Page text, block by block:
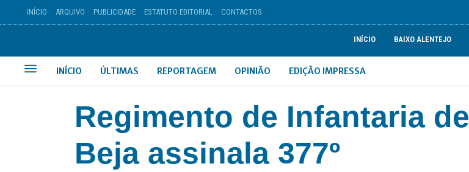
INÍCIO ARQUIVO PUBLICIDADE ESTATUTO EDITORIAL CONTACTOS
INÍCIO BAIXO ALENTEJO
INÍCIO ÚLTIMAS REPORTAGEM OPINIÃO EDIÇÃO IMPRESSA
Regimento de Infantaria de
Beja assinala 377º